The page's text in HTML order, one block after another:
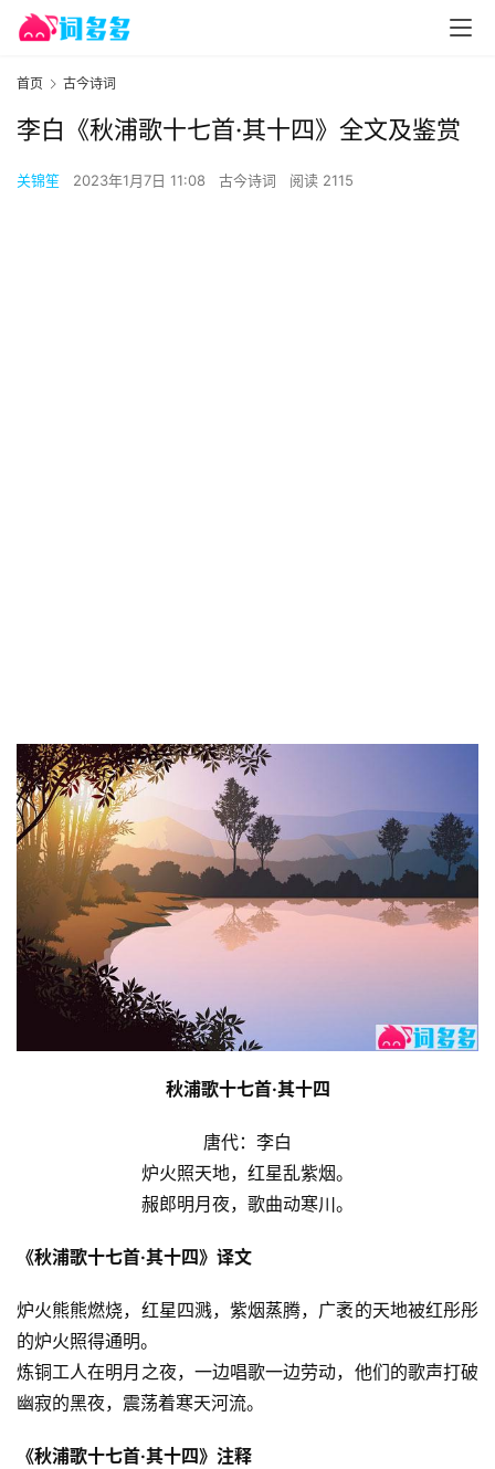
首页 古今诗词
李白《秋浦歌十七首·其十四》全文及鉴赏
关锦笙 2023年1月7日 11:08 古今诗词 阅读 2115
秋浦歌十七首·其十四
唐代：李白
炉火照天地，红星乱紫烟。
赧郎明月夜，歌曲动寒川。
《秋浦歌十七首·其十四》译文
炉火熊熊燃烧，红星四溅，紫烟蒸腾，广袤的天地被红彤彤
的炉火照得通明。
炼铜工人在明月之夜，一边唱歌一边劳动，他们的歌声打破
幽寂的黑夜，震荡着寒天河流。
《秋浦歌十七首·其十四》注释